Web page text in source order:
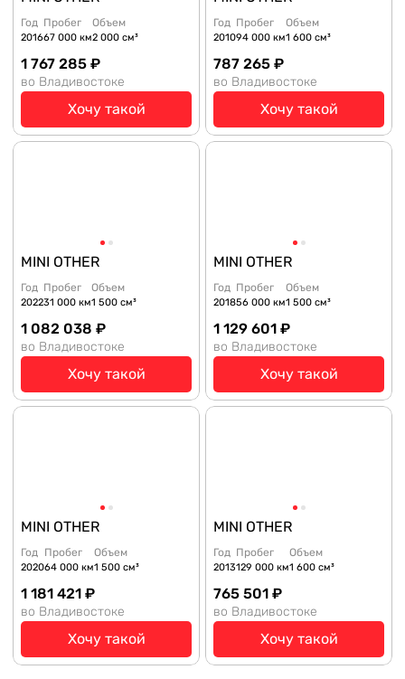
Год
2016
Пробег
67 000 км
Объем
2 000 см³
1 767 285 ₽
во Владивостоке
Хочу такой
Год
2010
Пробег
94 000 км
Объем
1 600 см³
787 265 ₽
во Владивостоке
Хочу такой
MINI OTHER
Год
2022
Пробег
31 000 км
Объем
1 500 см³
1 082 038 ₽
во Владивостоке
Хочу такой
MINI OTHER
Год
2018
Пробег
56 000 км
Объем
1 500 см³
1 129 601 ₽
во Владивостоке
Хочу такой
MINI OTHER
Год
2020
Пробег
64 000 км
Объем
1 500 см³
1 181 421 ₽
во Владивостоке
Хочу такой
MINI OTHER
Год
2013
Пробег
129 000 км
Объем
1 600 см³
765 501 ₽
во Владивостоке
Хочу такой